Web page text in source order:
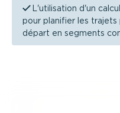
L'utilisation d'un
pour planifier les
départ en segments